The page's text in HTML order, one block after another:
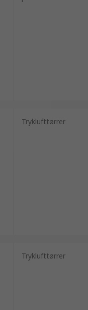
Tryklufttørrer
Tryklufttørrer